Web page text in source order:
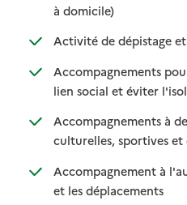
à domicile): disponible
: non disponible
Activité de dépistage
Accompagnements
lien social et éviter
Accompagnements à
culturelles, sportives et
Accompagnement à
et les déplacements
:
: non